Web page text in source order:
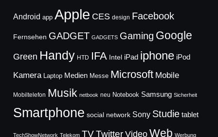
Android app Apple CES design Facebook
Fernsehen GADGET GADGETS Gaming Google
Green Handy HTD IFA Intel iPad iphone iPod
Kamera Laptop Medien Messe Microsoft Mobile
Mobiltelefon Musik netbook neu Notebook Samsung Sicherheit
Smartphone social network Sony Studie tablet
TechShowNetwork Telekom TVTwitter Video Web Werbung